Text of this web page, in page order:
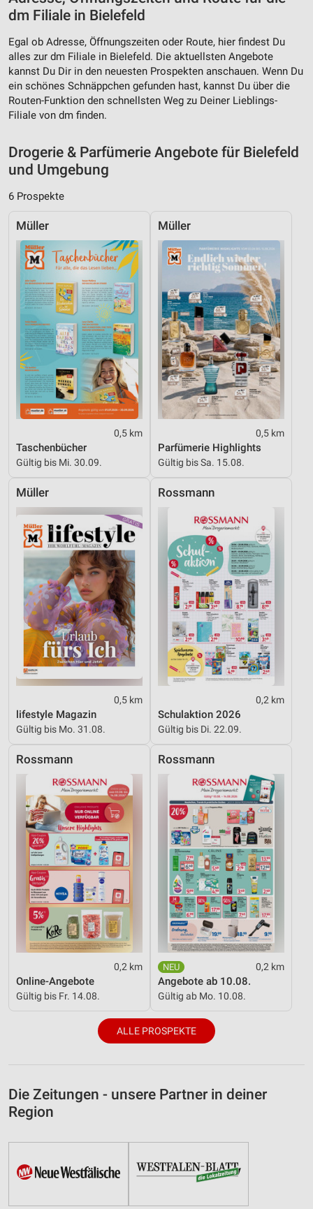
dm Filiale in Bielefeld
Egal ob Adresse, Öffnungszeiten oder Route, hier findest Du
alles zur dm Filiale in Bielefeld. Die aktuellsten Angebote
kannst Du Dir in den neuesten Prospekten anschauen. Wenn Du
ein schönes Schnäppchen gefunden hast, kannst Du über die
Routen-Funktion den schnellsten Weg zu Deiner Lieblings-
Filiale von dm finden.
Drogerie & Parfümerie Angebote für Bielefeld
und Umgebung
6 Prospekte
Müller
0,5 km
Taschenbücher
Gültig bis Mi. 30.09.
Müller
0,5 km
Parfümerie Highlights
Gültig bis Sa. 15.08.
Müller
0,5 km
lifestyle Magazin
Gültig bis Mo. 31.08.
Rossmann
0,2 km
Schulaktion 2026
Gültig bis Di. 22.09.
Rossmann
0,2 km
Online-Angebote
Gültig bis Fr. 14.08.
Rossmann
0,2 km
Angebote ab 10.08.
Gültig ab Mo. 10.08.
ALLE PROSPEKTE
Die Zeitungen - unsere Partner in deiner
Region
personalisierter Werbung
Erstellung von Profilen zur Personalisierung
von Inhalten
Verwendung von Profilen zur Auswahl
Messung der Werbeleistung
Messung der Performance von Inhalten
Kombinationen von Daten aus verschiedenen
Quellen
Entwicklung und Verbesserung der Angebote
Verwendung reduzierter Daten zur Auswahl von
Inhalten
IAB-Besonderheiten:
Verwendung genauer Standortdaten
Geräte anhand von aktiv angeforderten
Informationen identifizieren
Nicht-IAB-Verarbeitungszwecke:
Performance
Funktional
Werbung